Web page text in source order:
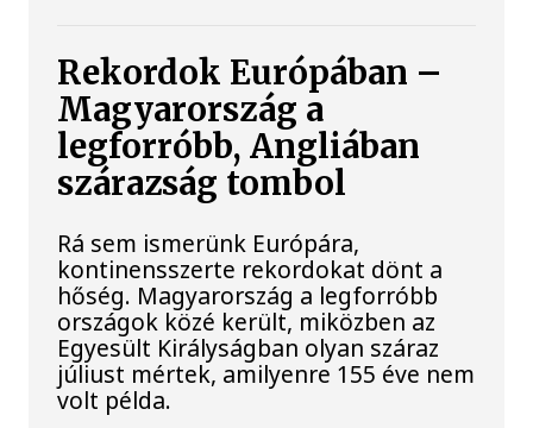
Rekordok Európában –
Magyarország a
legforróbb, Angliában
szárazság tombol
Rá sem ismerünk Európára,
kontinensszerte rekordokat dönt a
hőség. Magyarország a legforróbb
országok közé került, miközben az
Egyesült Királyságban olyan száraz
júliust mértek, amilyenre 155 éve nem
volt példa.